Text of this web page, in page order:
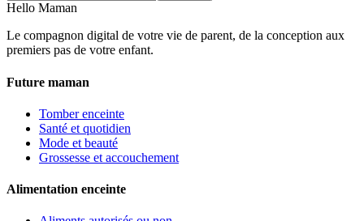
Hello Maman
Le compagnon digital de votre vie de parent, de la conception aux
premiers pas de votre enfant.
Future maman
Tomber enceinte
Santé et quotidien
Mode et beauté
Grossesse et accouchement
Alimentation enceinte